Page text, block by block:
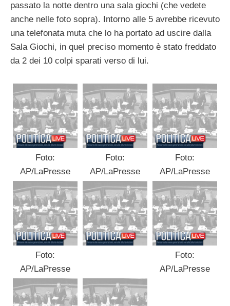
passato la notte dentro una sala giochi (che vedete
anche nelle foto sopra). Intorno alle 5 avrebbe ricevuto
una telefonata muta che lo ha portato ad uscire dalla
Sala Giochi, in quel preciso momento è stato freddato
da 2 dei 10 colpi sparati verso di lui.
Foto:
AP/LaPresse
Foto:
AP/LaPresse
Foto:
AP/LaPresse
Foto:
AP/LaPresse
Foto:
AP/LaPresse